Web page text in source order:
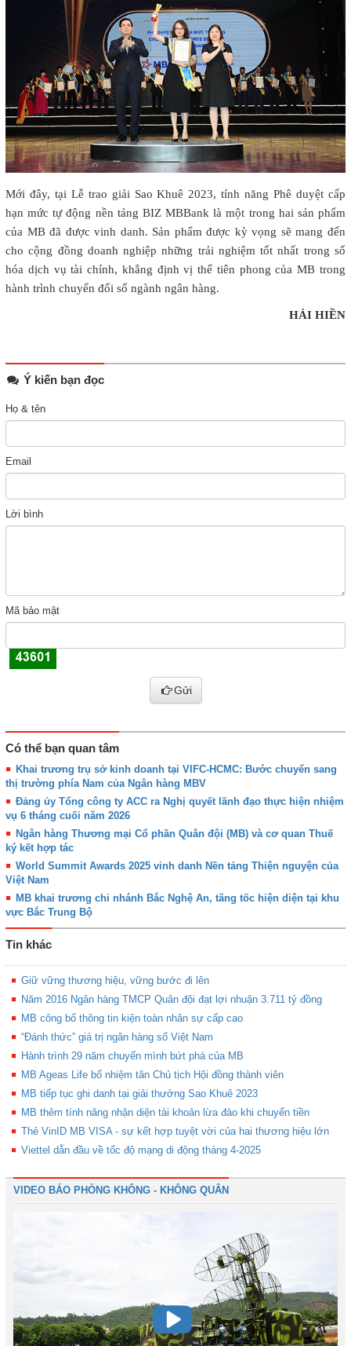
Mới đây, tại Lễ trao giải Sao Khuê 2023, tính năng Phê duyệt cấp
hạn mức tự động nền tảng BIZ MBBank là một trong hai sản phẩm
của MB đã được vinh danh. Sản phẩm được kỳ vọng sẽ mang đến
cho cộng đồng doanh nghiệp những trải nghiệm tốt nhất trong số
hóa dịch vụ tài chính, khẳng định vị thế tiên phong của MB trong
hành trình chuyển đổi số ngành ngân hàng.
HẢI HIỀN
Ý kiến bạn đọc
Họ & tên
Email
Lời bình
Mã bảo mật
Gửi
Có thể bạn quan tâm
Khai trương trụ sở kinh doanh tại VIFC-HCMC: Bước chuyển sang
thị trường phía Nam của Ngân hàng MBV
Đảng ủy Tổng công ty ACC ra Nghị quyết lãnh đạo thực hiện nhiệm
vụ 6 tháng cuối năm 2026
Ngân hàng Thương mại Cổ phần Quân đội (MB) và cơ quan Thuế
ký kết hợp tác
World Summit Awards 2025 vinh danh Nền tảng Thiện nguyện của
Việt Nam
MB khai trương chi nhánh Bắc Nghệ An, tăng tốc hiện diện tại khu
vực Bắc Trung Bộ
Tin khác
Giữ vững thương hiệu, vững bước đi lên
Năm 2016 Ngân hàng TMCP Quân đội đạt lợi nhuận 3.711 tỷ đồng
MB công bố thông tin kiện toàn nhân sự cấp cao
“Đánh thức” giá trị ngân hàng số Việt Nam
Hành trình 29 năm chuyển mình bứt phá của MB
MB Ageas Life bổ nhiệm tân Chủ tịch Hội đồng thành viên
MB tiếp tục ghi danh tại giải thưởng Sao Khuê 2023
MB thêm tính năng nhận diện tài khoản lừa đảo khi chuyển tiền
Thẻ VinID MB VISA - sự kết hợp tuyệt vời của hai thương hiệu lớn
Viettel dẫn đầu về tốc độ mạng di động tháng 4-2025
VIDEO BÁO PHÒNG KHÔNG - KHÔNG QUÂN